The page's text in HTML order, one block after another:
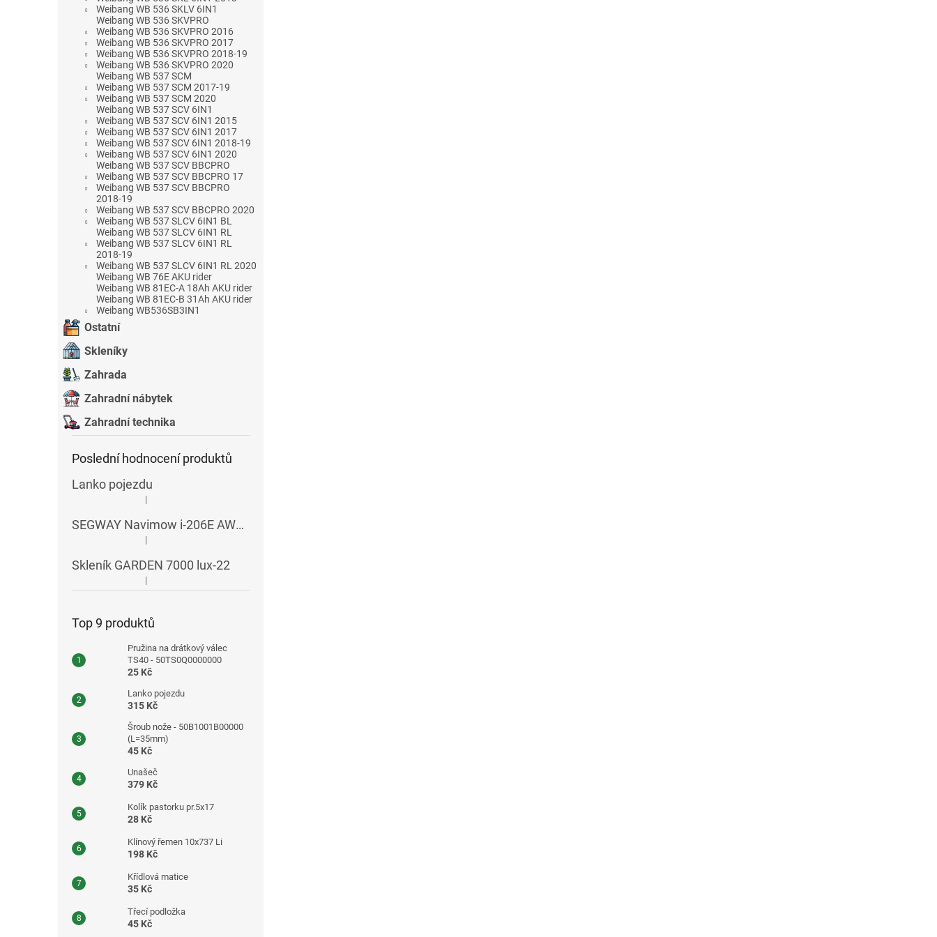
Weibang WB 536 SKLV 6IN1
Weibang WB 536 SKVPRO
Weibang WB 536 SKVPRO 2016
Weibang WB 536 SKVPRO 2017
Weibang WB 536 SKVPRO 2018-19
Weibang WB 536 SKVPRO 2020
Weibang WB 537 SCM
Weibang WB 537 SCM 2017-19
Weibang WB 537 SCM 2020
Weibang WB 537 SCV 6IN1
Weibang WB 537 SCV 6IN1 2015
Weibang WB 537 SCV 6IN1 2017
Weibang WB 537 SCV 6IN1 2018-19
Weibang WB 537 SCV 6IN1 2020
Weibang WB 537 SCV BBCPRO
Weibang WB 537 SCV BBCPRO 17
Weibang WB 537 SCV BBCPRO
2018-19
Weibang WB 537 SCV BBCPRO 2020
Weibang WB 537 SLCV 6IN1 BL
Weibang WB 537 SLCV 6IN1 RL
Weibang WB 537 SLCV 6IN1 RL
2018-19
Weibang WB 537 SLCV 6IN1 RL 2020
Weibang WB 76E AKU rider
Weibang WB 81EC-A 18Ah AKU rider
Weibang WB 81EC-B 31Ah AKU rider
Weibang WB536SB3IN1
Ostatní
Skleníky
Zahrada
Zahradní nábytek
Zahradní technika
Poslední hodnocení produktů
Lanko pojezdu
Hodnocení produktu je 5 z 5 hvězdiček.
|
SEGWAY Navimow i-206E AWD RTK
Hodnocení produktu je 5 z 5 hvězdiček.
|
Skleník GARDEN 7000 lux-22
Hodnocení produktu je 5 z 5 hvězdiček.
|
Top 9 produktů
Pružina na drátkový válec
TS40 - 50TS0Q0000000
25 Kč
Lanko pojezdu
315 Kč
Šroub nože - 50B1001B00000
(L=35mm)
45 Kč
Unašeč
379 Kč
Kolík pastorku pr.5x17
28 Kč
Klínový řemen 10x737 Li
198 Kč
Křídlová matice
35 Kč
Třecí podložka
45 Kč